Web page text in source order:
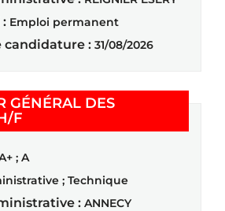
Emploi permanent
candidature : 31/08/2026
GÉNÉRAL DES
F(Nouvelle fenêtre)
; A
; Technique
: ANNECY